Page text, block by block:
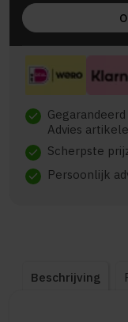
check
Advies
check Scherpste
check Persoonlijk
Beschrijving